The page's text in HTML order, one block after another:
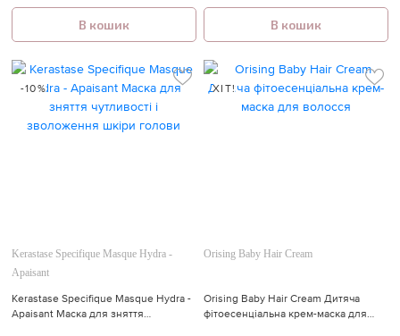
В кошик В кошик
-10%
Kerastase Specifique Masque Hydra -
Apaisant
Kerastase Specifique Masque Hydra -
Apaisant Маска для зняття
ХІТ!
Orising Baby Hair Cream
Orising Baby Hair Cream Дитяча
фітоесенціальна крем-маска для